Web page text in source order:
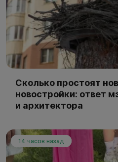
Сколько простоят
новостройки: ответ
и архитектора
14 часов назад